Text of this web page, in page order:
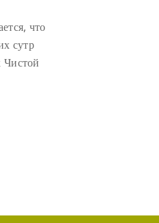
что
сутр
Чистой